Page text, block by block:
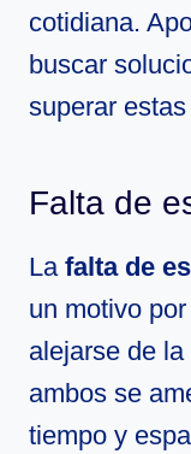
cotidiana.
buscar
superar
Falta de
La falta de
un motivo
alejarse de
ambos se
tiempo y